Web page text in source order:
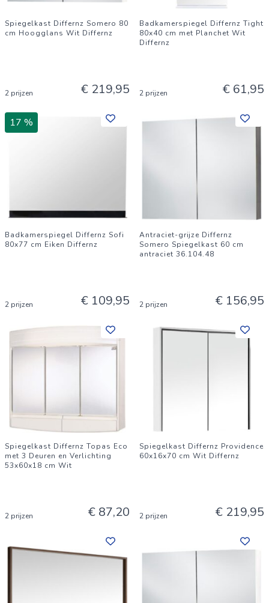
Spiegelkast Differnz Somero 80
cm Hoogglans Wit Differnz
2 prijzen € 219,95
Badkamerspiegel Differnz Tight
80x40 cm met Planchet Wit
Differnz
2 prijzen € 61,95
17 %
Badkamerspiegel Differnz Sofi
80x77 cm Eiken Differnz
2 prijzen € 109,95
Antraciet-grijze Differnz
Somero Spiegelkast 60 cm
antraciet 36.104.48
2 prijzen € 156,95
Spiegelkast Differnz Topas Eco
met 3 Deuren en Verlichting
53x60x18 cm Wit
2 prijzen € 87,20
Spiegelkast Differnz Providence
60x16x70 cm Wit Differnz
2 prijzen € 219,95